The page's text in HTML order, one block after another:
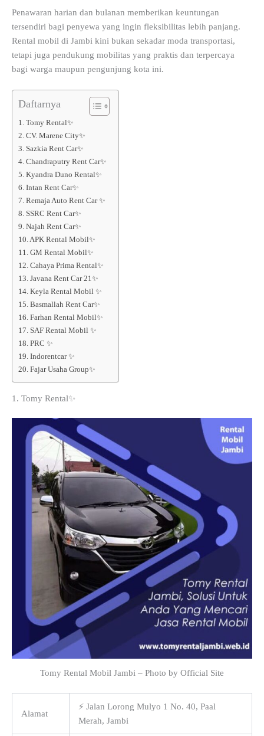
Penawaran harian dan bulanan memberikan keuntungan
tersendiri bagi penyewa yang ingin fleksibilitas lebih panjang.
Rental mobil di Jambi kini bukan sekadar moda transportasi,
tetapi juga pendukung mobilitas yang praktis dan terpercaya
bagi warga maupun pengunjung kota ini.
Daftarnya
1. Tomy Rental✨
2. CV. Marene City✨
3. Sazkia Rent Car✨
4. Chandraputry Rent Car✨
5. Kyandra Duno Rental✨
6. Intan Rent Car✨
7. Remaja Auto Rent Car ✨
8. SSRC Rent Car✨
9. Najah Rent Car✨
10. APK Rental Mobil✨
11. GM Rental Mobil✨
12. Cahaya Prima Rental✨
13. Javana Rent Car 21✨
14. Keyla Rental Mobil ✨
15. Basmallah Rent Car✨
16. Farhan Rental Mobil✨
17. SAF Rental Mobil ✨
18. PRC ✨
19. Indorentcar ✨
20. Fajar Usaha Group✨
1. Tomy Rental✨
Tomy Rental Mobil Jambi – Photo by Official Site
Alamat
⚡ Jalan Lorong Mulyo 1 No. 40, Paal
Merah, Jambi